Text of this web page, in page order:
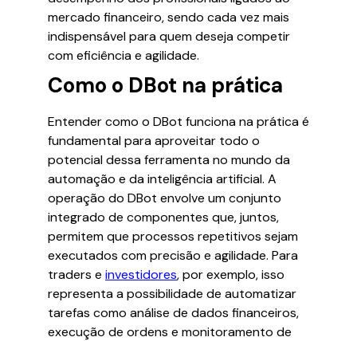
mercado financeiro, sendo cada vez mais
indispensável para quem deseja competir
com eficiência e agilidade.
Como o DBot na prática
Entender como o DBot funciona na prática é
fundamental para aproveitar todo o
potencial dessa ferramenta no mundo da
automação e da inteligência artificial. A
operação do DBot envolve um conjunto
integrado de componentes que, juntos,
permitem que processos repetitivos sejam
executados com precisão e agilidade. Para
traders e investidores, por exemplo, isso
representa a possibilidade de automatizar
tarefas como análise de dados financeiros,
execução de ordens e monitoramento de